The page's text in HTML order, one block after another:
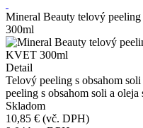
Mineral Beauty telový
300ml
Detail
Telový peeling s obsahom
peeling s obsahom soli a
Skladom
10,85 € (vč. DPH)